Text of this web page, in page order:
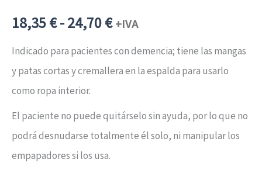
con5.00
de 5 en
valoración
cliente
18,35€-24,70€Rango
de
precios:
desde
18,35 €22,20 €
+IVA
Indicado para pacientes con demencia; tiene las mangas
y patas cortas y cremallera en la espalda para usarlo
como ropa interior.
El paciente no puede quitárselo sin ayuda, por lo que no
podrá desnudarse totalmente él solo, ni manipular los
empapadores si los usa.